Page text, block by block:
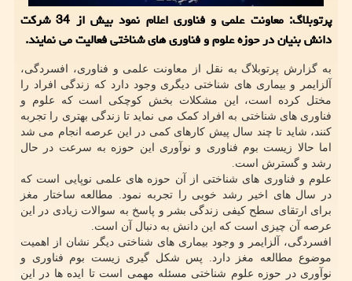
پرتوبلاگ: معاونت علمی و فناوری اعلام نمود بیش از 34 شركت
دانش بنیان در حوزه علوم و فناوری های شناختی فعالیت می نمایند.
به گزارش پرتوبلاگ به نقل از معاونت علمی و فناوری، افسردگی،
آلزایمر و بیماری های شناختی دیگری وجود دارد که زندگی افراد را
مختل کرده است، این مشکلات بخش کوچکی است که علوم و
فناوری های شناختی به افراد کمک می نماید تا زندگی بهتری را تجربه
کنند، شاید تا چند سال پیش کارهای کمی در این عرصه انجام می شد
اما حالا زیست بوم فناوری و نوآوری این حوزه به سرعت در حال
رشد و گسترش است.
علوم و فناوری های شناختی از آن حوزه های علمی نوپایی است که
در سال های اخیر رشد خوبی را تجربه نمود. مطالعه ساختار مغز
برای ارتقای سطح کیفی زندگی بشر و پاسخ به سوالات زیادی در این
عرصه آن چیزی است که این دانش به دنبال آن است.
افسردگی، آلزایمر و وجود بیماری های شناختی دیگر نشان از اهمیت
موضوع مطالعه مغز دارد. پس شکل گیری زیست بوم فناوری و
نوآوری در حوزه علوم شناختی مسئله مهمی است تا ایده ها در این